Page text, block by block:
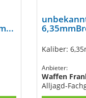
Kaliber:
Anbieter:
Waffen
Alljagd-